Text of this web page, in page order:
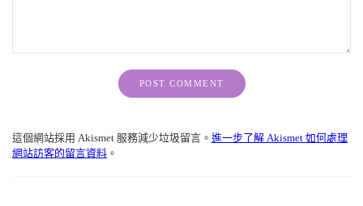
這個網站採用 Akismet 服務減少垃圾留言。 進一步了解 Akismet 如何處理
網站訪客的留言資料 。